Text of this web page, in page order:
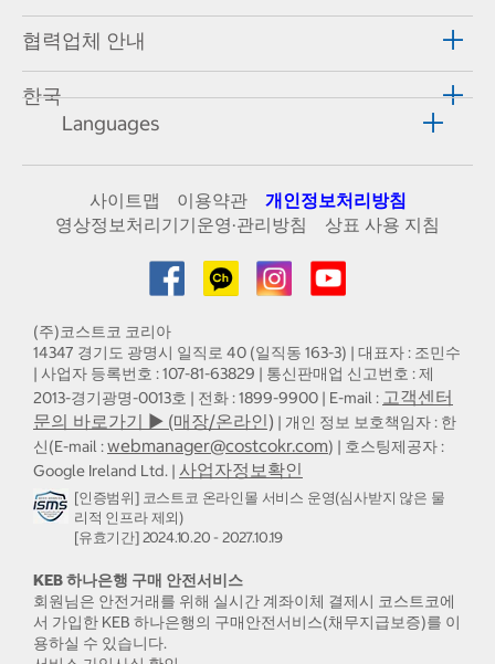
협력업체 안내
한국
Languages
사이트맵 이용약관
개인정보처리방침
영상정보처리기기운영·관리방침
상표 사용 지침
(주)코스트코 코리아
14347 경기도 광명시 일직로 40 (일직동 163-3) | 대표자 : 조민수
| 사업자 등록번호 : 107-81-63829 | 통신판매업 신고번호 : 제
2013-경기광명-0013호 | 전화 : 1899-9900 | E-mail : 고객센터
문의 바로가기 ▶ (매장/온라인) | 개인 정보 보호책임자 : 한
신(E-mail :webmanager@costcokr.com) | 호스팅제공자 :
Google Ireland Ltd. | 사업자정보확인
[인증범위] 코스트코 온라인몰 서비스 운영(심사받지 않은 물
리적 인프라 제외)
[유효기간] 2024.10.20 - 2027.10.19
KEB 하나은행 구매 안전서비스
회원님은 안전거래를 위해 실시간 계좌이체 결제시 코스트코에
서 가입한 KEB 하나은행의 구매안전서비스(채무지급보증)를 이
용하실 수 있습니다.